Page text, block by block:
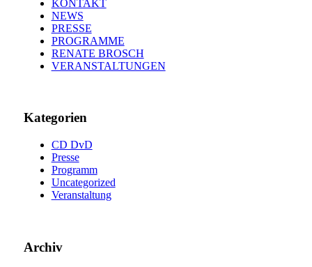
KONTAKT
NEWS
PRESSE
PROGRAMME
RENATE BROSCH
VERANSTALTUNGEN
Kategorien
CD DvD
Presse
Programm
Uncategorized
Veranstaltung
Archiv